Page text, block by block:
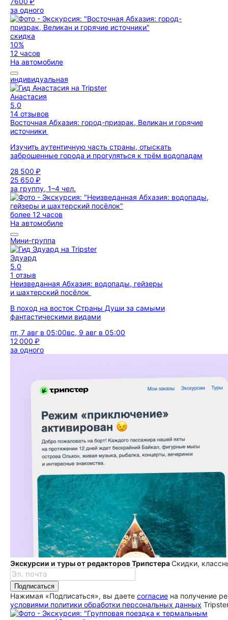
за одного
скидка
10%
12 часов
На автомобиле
индивидуальная
Анастасия
5,0
14 отзывов
Восточная Абхазия: город-призрак, Великан и горячие
источники
Изучить аутентичную часть страны, отыскать
заброшенные города и прогуляться к трём водопадам
28 500 ₽
25 650 ₽
за группу, 1–4 чел.
более 12 часов
На автомобиле
Мини-группа
Эдуард
5,0
1 отзыв
Неизведанная Абхазия: водопады, гейзеры
и шахтерский посёлок
В поход на восток Страны Души за самыми
фантастическими видами
пт, 7 авг в 05:00вс, 9 авг в 05:00
12 000 ₽
за одного
Экскурсии и туры от редакторов ТрипстераСкидки,
Подписаться
Нажимая «Подписаться», вы даете согласие на получение
условиями политики обработки персональных данных